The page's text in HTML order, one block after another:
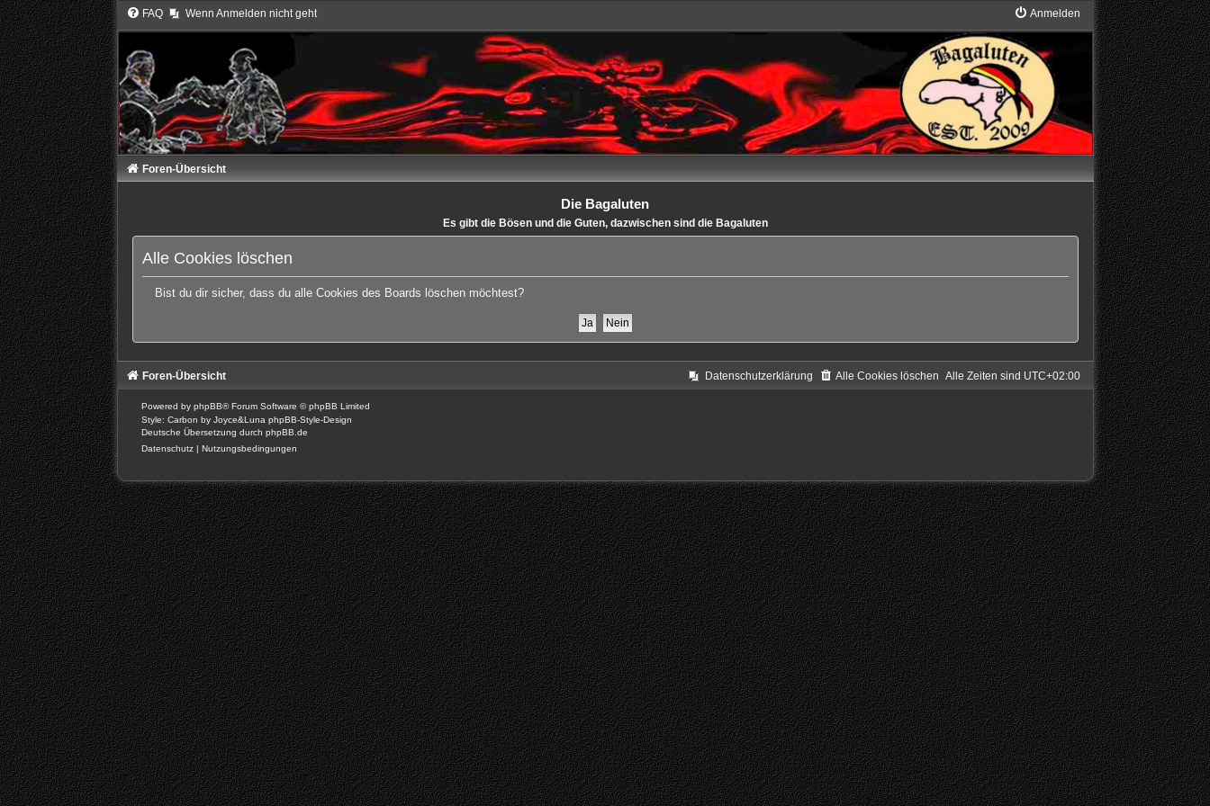
FAQ Wenn Anmelden nicht geht Anmelden
Foren-Übersicht
Die Bagaluten
Es gibt die Bösen und die Guten, dazwischen sind die Bagaluten
Alle Cookies löschen
Bist du dir sicher, dass du alle Cookies des Boards löschen möchtest?
Foren-Übersicht Alle Zeiten sind UTC+02:00
Alle Cookies löschen
Datenschutzerklärung
Powered by phpBB® Forum Software © phpBB Limited
Style: Carbon by Joyce&Luna phpBB-Style-Design
Deutsche Übersetzung durch phpBB.de
Datenschutz | Nutzungsbedingungen